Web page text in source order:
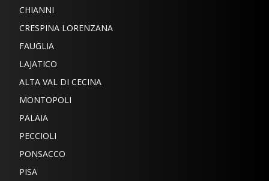
CHIANNI
CRESPINA LORENZANA
FAUGLIA
LAJATICO
ALTA VAL DI CECINA
MONTOPOLI
PALAIA
PECCIOLI
PONSACCO
PISA